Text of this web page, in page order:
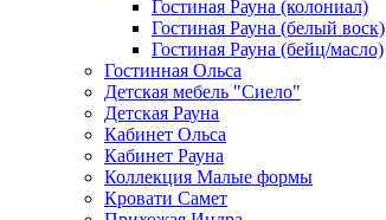
Гостиная Рауна (колониал)
Гостиная Рауна (белый воск)
Гостиная Рауна (бейц/масло)
Гостинная Ольса
Детская мебель "Сиело"
Детская Рауна
Кабинет Ольса
Кабинет Рауна
Коллекция Малые формы
Кровати Самет